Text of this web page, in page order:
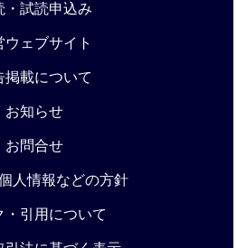
・試読申込み
ウェブサイト
掲載について
お知らせ
お問合せ
人情報などの方針
・引用について